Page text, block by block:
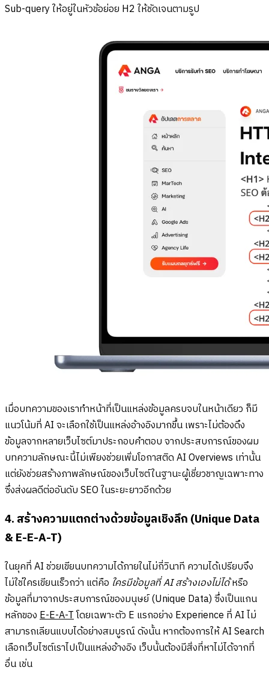
Sub-query ให้อยู่ในหัวข้อย่อย H2 ให้ชัดเจนตามรูป
เมื่อบทความของเราทำหน้าที่เป็นแหล่งข้อมูลครบจบในหน้าเดียว ก็มี
แนวโน้มที่ AI จะเลือกใช้เป็นแหล่งอ้างอิงมากขึ้น เพราะไม่ต้องดึง
ข้อมูลจากหลายเว็บไซต์มาประกอบคำตอบ จากประสบการณ์ของผม
บทความลักษณะนี้ไม่เพียงช่วยเพิ่มโอกาสติด AI Overviews เท่านั้น
แต่ยังช่วยสร้างภาพลักษณ์ของเว็บไซต์ในฐานะผู้เชี่ยวชาญเฉพาะทาง
ซึ่งส่งผลดีต่ออันดับ SEO ในระยะยาวอีกด้วย
4. สร้างความแตกต่างด้วยข้อมูลเชิงลึก (Unique Data
& E-E-A-T)
ในยุคที่ AI ช่วยเขียนบทความได้ภายในไม่กี่วินาที ความได้เปรียบจึง
ไม่ใช่ใครเขียนเร็วกว่า แต่คือ ใครมีข้อมูลที่ AI สร้างเองไม่ได้หรือ
ข้อมูลที่มาจากประสบการณ์ของมนุษย์ (Unique Data) ซึ่งเป็นแกน
หลักของE-E-A-Tโดยเฉพาะตัว E แรกอย่าง Experience ที่ AI ไม่
สามารถเลียนแบบได้อย่างสมบูรณ์ ดังนั้น หากต้องการให้ AI Search
เลือกเว็บไซต์เราไปเป็นแหล่งอ้างอิง เว็บนั้นต้องมีสิ่งที่หาไม่ได้จากที่
อื่น เช่น